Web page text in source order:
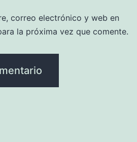
correo electrónico y web en
la próxima vez que comente.